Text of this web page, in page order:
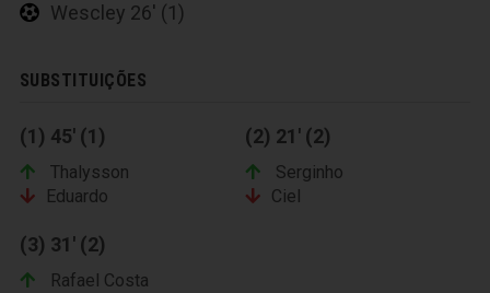
Wescley 26' (1)
SUBSTITUIÇÕES
(1) 45' (1)
Thalysson
Eduardo
(2) 21' (2)
Serginho
Ciel
(3) 31' (2)
Rafael Costa